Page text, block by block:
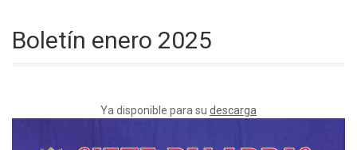
Boletín enero 2025
Ya disponible para su descarga